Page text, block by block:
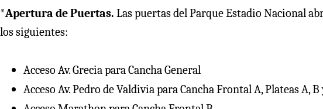
*Apertura de Puertas. Las puertas del Parque Estadio Nacional
los siguientes:
Acceso Av. Grecia para Cancha General
Acceso Av. Pedro de Valdivia para Cancha Frontal A, Plateas A,